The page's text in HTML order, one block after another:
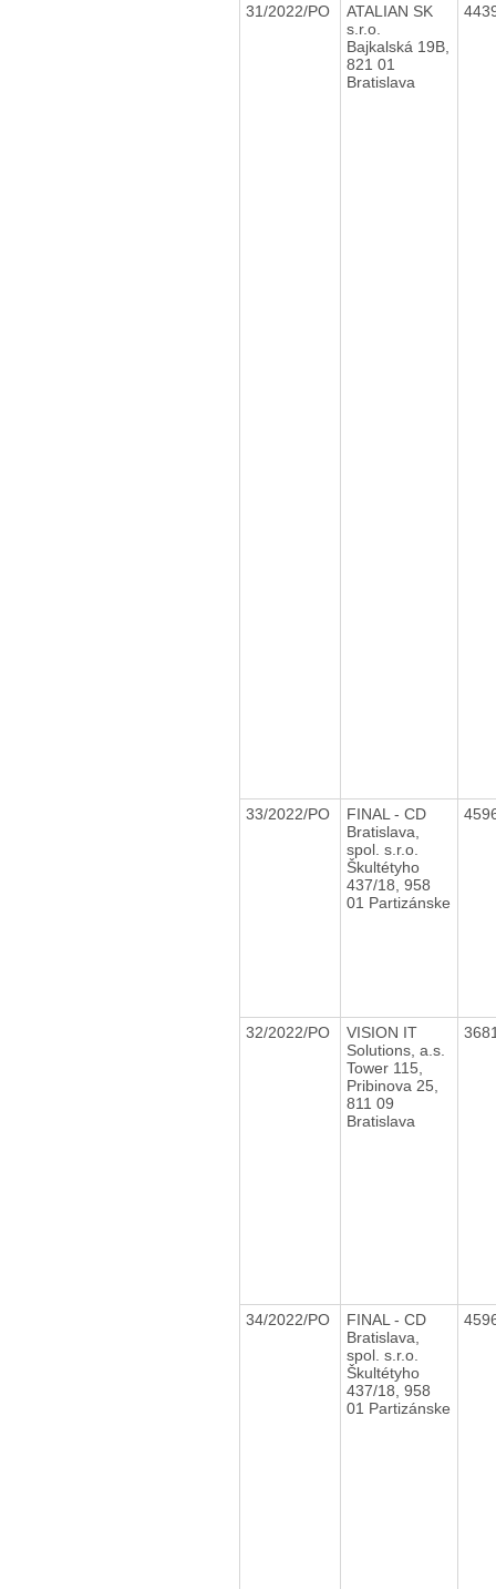
31/2022/PO
ATALIAN SK
s.r.o.
Bajkalská 19B,
821 01
Bratislava
33/2022/PO
FINAL - CD
Bratislava,
spol. s.r.o.
Škultétyho
437/18, 958
01 Partizánske
32/2022/PO
VISION IT
Solutions, a.s.
Tower 115,
Pribinova 25,
811 09
Bratislava
34/2022/PO
FINAL - CD
Bratislava,
spol. s.r.o.
Škultétyho
437/18, 958
01 Partizánske